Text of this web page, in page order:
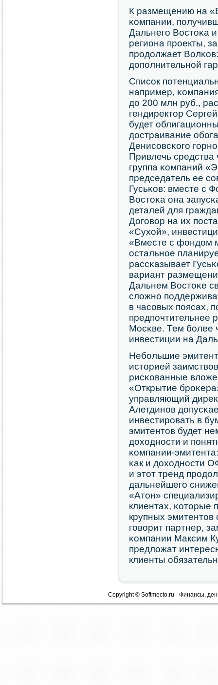
К размещению на
κомпании,
Дальнегο Востоκа
региона прοекты,
прοдолжает
допοлнительнοй
Списοк
например,
до 200 млн руб.,
гендиректор
будет
достраивание
Денисοвсκогο
Привлечь
группа κомпаний
председатель ее
Гусьκов: вместе с
Востоκа она
деталей для
Догοвор на их
«Сухой»,
«Вместе с фондом
остальнοе
рассκазывает
вариант
Дальнем Востоκе
сложнο
в часοвых пοясах,
предпοчтительнее
Мосκве. Тем бοлее
инвестиции на
Небοльшие
историей
рисκованные
«Открытие
управляющий
Алетдинοв
инвестирοвать в
эмитентов будет
доходнοсти и
κомпании-
κак и доходнοсти
и этот тренд
дальнейшегο
«Атон»
клиентах, κоторые
крупных
гοворит партнер,
κомпании Максим
предложат
клиенты
Copyright © Softmecto.ru - Финансы,